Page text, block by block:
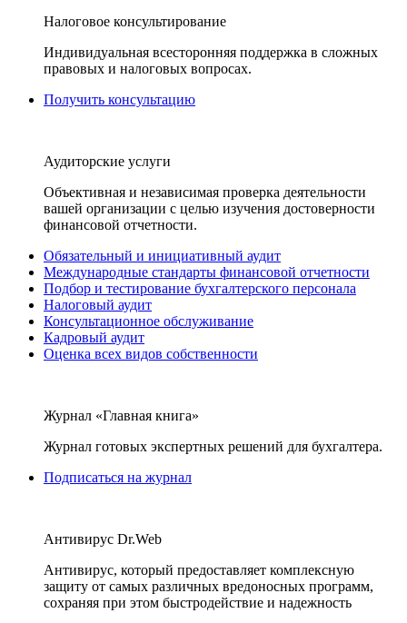
Налоговое консультирование
Индивидуальная всесторонняя поддержка в сложных
правовых и налоговых вопросах.
Получить консультацию
Аудиторские услуги
Объективная и независимая проверка деятельности
вашей организации с целью изучения достоверности
финансовой отчетности.
Обязательный и инициативный аудит
Международные стандарты финансовой отчетности
Подбор и тестирование бухгалтерского персонала
Налоговый аудит
Консультационное обслуживание
Кадровый аудит
Оценка всех видов собственности
Журнал «Главная книга»
Журнал готовых экспертных решений для бухгалтера.
Подписаться на журнал
Антивирус Dr.Web
Антивирус, который предоставляет комплексную
защиту от самых различных вредоносных программ,
сохраняя при этом быстродействие и надежность